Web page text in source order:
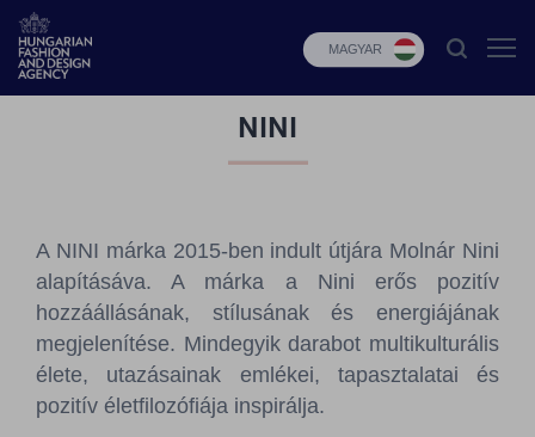
MAGYAR
Design
programok
Budapest
Select
NINI
A NINI márka 2015-ben indult útjára Molnár Nini
alapításáva. A márka a Nini erős pozitív
hozzáállásának, stílusának és energiájának
megjelenítése. Mindegyik darabot multikulturális
élete, utazásainak emlékei, tapasztalatai és
pozitív életfilozófiája inspirálja.